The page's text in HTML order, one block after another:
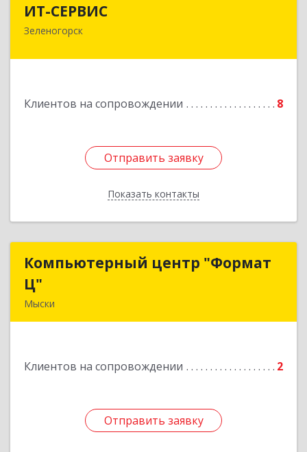
ИТ-СЕРВИС
Зеленогорск
Клиентов на сопровождении 8
Отправить заявку
Показать контакты
663690, Красноярский край, Зеленогорск г,
Отправить заявку
Назад
Компьютерный центр "Формат
Ц"
Мыски
Клиентов на сопровождении 2
Отправить заявку
Компьютерный центр "Формат
Подробнее
Отправить заявку